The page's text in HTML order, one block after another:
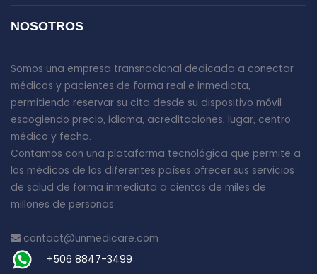
NOSOTROS
Somos una empresa transnacional dedicada a conectar
médicos y pacientes de forma real e inmediata,
permitiendo reservar su cita desde su dispositivo móvil
escogiendo precio, idioma, acreditaciones, lugar, centro
médico y fecha.
Contamos con una plataforma tecnológica que permite a
los médicos de los diferentes países ofrecer sus servicios
de salud de forma inmediata a cientos de miles de
millones de personas
contact@unmedicare.com
+506 8847-3499